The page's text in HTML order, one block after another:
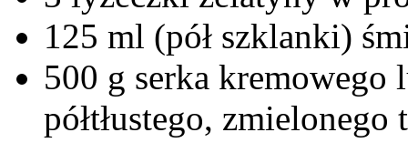
125 ml (pół szklanki)
500 g serka kremowego
półtłustego,